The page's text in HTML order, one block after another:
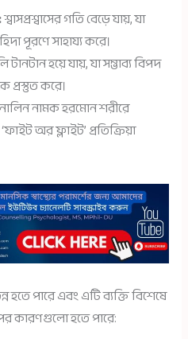
শ্বাসপ্রশ্বাসের গতি বেড়ে যায়, যা
পূরণে সাহায্য করে।
টানটান হয়ে যায়, যা সম্ভাব্য বিপদ
প্রস্তুত করে।
নামক হরমোন শরীরে
অর ফ্লাইট’ প্রতিক্রিয়া
পারে এবং এটি ব্যক্তি বিশেষে
কারণগুলো হতে পারে: